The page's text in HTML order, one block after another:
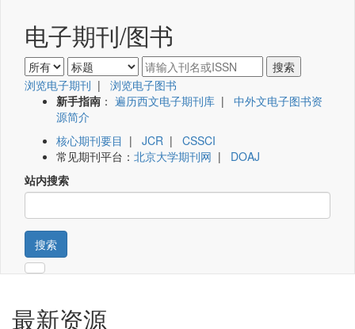
电子期刊/图书
浏览电子期刊 | 浏览电子图书
新手指南 ： 遍历西文电子期刊库 | 中外文电子图书资
源简介
核心期刊要目 | JCR | CSSCI
常见期刊平台： 北京大学期刊网 | DOAJ
站内搜索
搜索
最新资源